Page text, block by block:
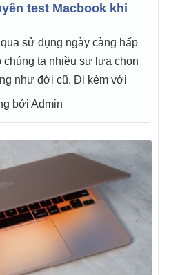
test Macbook khi
sử dụng ngày càng hấp
ta nhiều sự lựa chọn
như đời cũ. Đi kèm với
bởi Admin